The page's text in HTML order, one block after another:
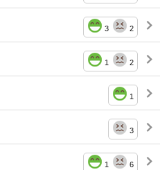
3 2
1 2
1
3
1 6